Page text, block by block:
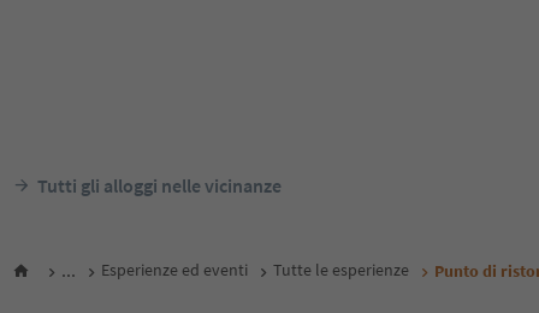
Tutti gli alloggi nelle vicinanze
... Esperienze ed eventi Tutte le esperienze Punto di